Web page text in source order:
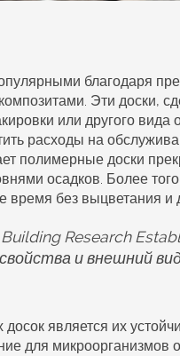
благодаря
Эти доски,
или другого вида
расходы на
полимерные доски
осадков. Более
время без выцветания и
Research
и внешний
является их
для микроорганизмов